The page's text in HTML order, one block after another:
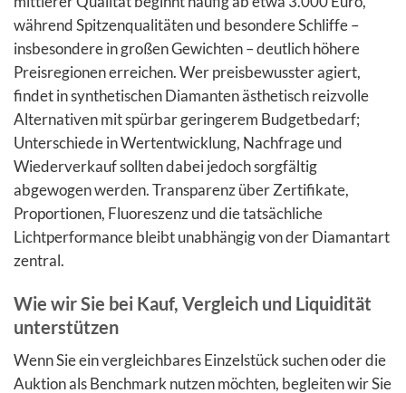
während Spitzenqualitäten und besondere Schliffe –
insbesondere in großen Gewichten – deutlich höhere
Preisregionen erreichen. Wer preisbewusster agiert,
findet in synthetischen Diamanten ästhetisch reizvolle
Alternativen mit spürbar geringerem Budgetbedarf;
Unterschiede in Wertentwicklung, Nachfrage und
Wiederverkauf sollten dabei jedoch sorgfältig
abgewogen werden. Transparenz über Zertifikate,
Proportionen, Fluoreszenz und die tatsächliche
Lichtperformance bleibt unabhängig von der Diamantart
zentral.
Wie wir Sie bei Kauf, Vergleich und Liquidität
unterstützen
Wenn Sie ein vergleichbares Einzelstück suchen oder die
Auktion als Benchmark nutzen möchten, begleiten wir Sie